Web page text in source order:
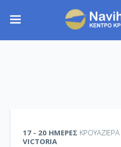
17 - 20 ΗΜΈΡΕΣ
VICTORIA